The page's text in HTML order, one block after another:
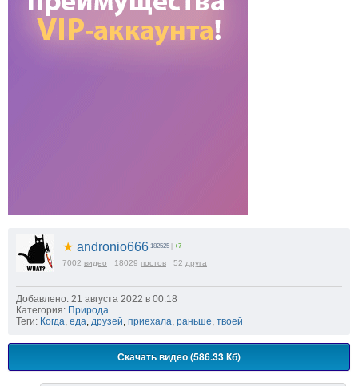
★ andronio666 182525 | +7
7002 видео 18029 постов 52 друга
Добавлено: 21 августа 2022 в 00:18
Категория: Природа
Теги: Когда еда друзей приехала раньше твоей
Скачать видео (586.33 Кб)